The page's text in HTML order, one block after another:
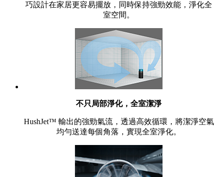
巧設計在家居更容易擺放，同時保持強勁效能，淨化全
室空間。
不只局部淨化，全室潔淨
HushJet™ 輸出的強勁氣流，透過高效循環，將潔淨空氣
均勻送達每個角落，實現全室淨化。